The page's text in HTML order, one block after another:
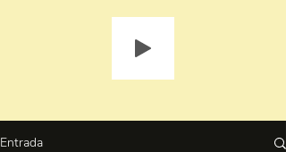
Entrada